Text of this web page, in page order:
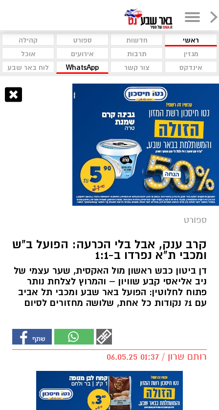
ראשי חדשות ספורט
קהילה
מגזין
תרבות אירועים
אוכל
אינדקס
צור קשר WhatsApp לוח באר שבע
ספורט
קרב ענק, אבל בלי הכרעה: הפועל ב"ש
ומכבי ת"א נפרדו ב-1:1
דן ביטון כבש ראשון מול האקסית, שער עצמי של
ניב אליאסי קבע שוויון – והמרוץ לצלחת נותר
פתוח לחלוטין: הפועל באר שבע ומכבי תל אביב
עם 71 נקודות כל אחת, שלושה מחזורים לסיום
רותם שרון / 01:37 06.05.25